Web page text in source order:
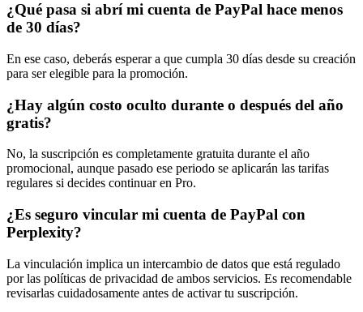
¿Qué pasa si abrí mi cuenta de PayPal hace menos
de 30 días?
En ese caso, deberás esperar a que cumpla 30 días desde su creación
para ser elegible para la promoción.
¿Hay algún costo oculto durante o después del año
gratis?
No, la suscripción es completamente gratuita durante el año
promocional, aunque pasado ese periodo se aplicarán las tarifas
regulares si decides continuar en Pro.
¿Es seguro vincular mi cuenta de PayPal con
Perplexity?
La vinculación implica un intercambio de datos que está regulado
por las políticas de privacidad de ambos servicios. Es recomendable
revisarlas cuidadosamente antes de activar tu suscripción.